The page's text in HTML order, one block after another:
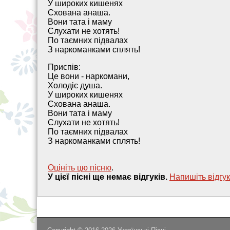
У широких кишенях
Схована анаша.
Вони тата і маму
Слухати не хотять!
По таємних підвалах
З наркоманками сплять!
Приспів:
Це вони - наркомани,
Холодіє душа.
У широких кишенях
Схована анаша.
Вони тата і маму
Слухати не хотять!
По таємних підвалах
З наркоманками сплять!
Оцініть цю пісню.
У цієї пісні ще немає відгуків. Напишiть вiдгук